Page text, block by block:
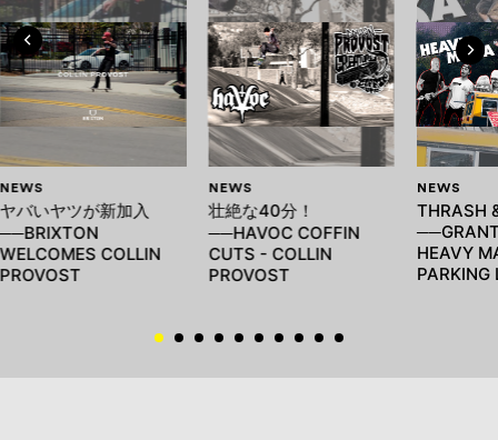
NEWS
ヤバいヤツが新加入
──BRIXTON
WELCOMES COLLIN
PROVOST
NEWS
壮絶な40分！
──HAVOC COFFIN
CUTS - COLLIN
PROVOST
NEWS
THRASH
HEAVY
PARKING